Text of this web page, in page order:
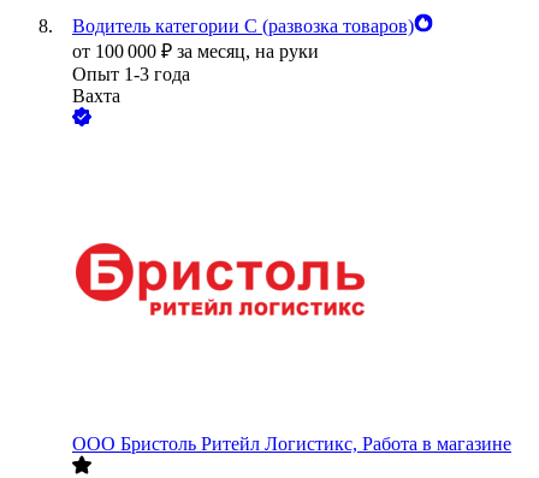
Водитель категории С (развозка товаров)
от 100 000 ₽ за месяц, на руки
Опыт 1-3 года
Вахта
ООО Бристоль Ритейл Логистикс, Работа в магазине